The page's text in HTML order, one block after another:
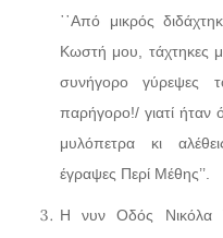
῾῾Από μικρός
Κωστή μου, τάχτηκες
συνήγορο γύρεψες
παρήγορο!/ γιατί ήταν
μυλόπετρα κι
έγραψες Περί Μέθης’’.
Η νυν Οδός Νικόλα